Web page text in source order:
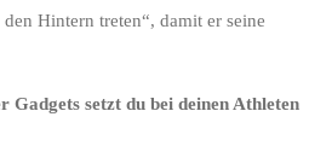
Hintern treten“, damit er seine
Gadgets setzt du bei deinen Athleten